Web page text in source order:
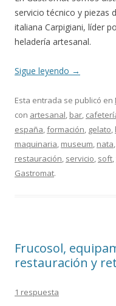
servicio técnico y piezas
italiana Carpigiani, líder
heladería artesanal.
Sigue leyendo →
Esta entrada se publicó en
con artesanal, bar,
españa,formación, gelato,
maquinaria, museum, nata,
restauración, servicio, soft,
Gastromat.
Frucosol,
restauración y
1 respuesta